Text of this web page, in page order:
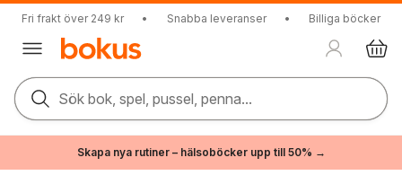
Fri frakt över 249 kr • Snabba leveranser • Billiga böcker
Sök bok, spel, pussel, penna...
Skapa nya rutiner – hälsoböcker upp till 50% →